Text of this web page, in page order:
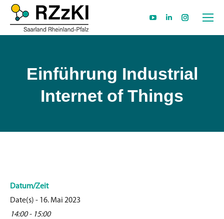
page
new
window
Linkedin
page
new
window
Instagram
page
new
Einführung Industrial
Internet of Things
Datum/Zeit
Date(s) - 16. Mai 2023
14:00 - 15:00